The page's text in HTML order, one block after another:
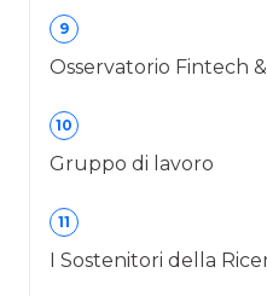
9
Osservatorio Fintech
10
Gruppo di lavoro
11
I Sostenitori della